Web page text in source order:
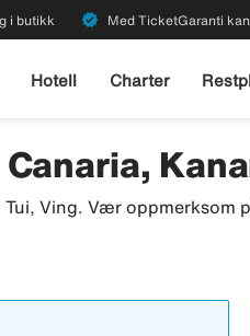
i butikk verified Med TicketGaranti
Hotell Charter
Ving. Vær oppmerksom